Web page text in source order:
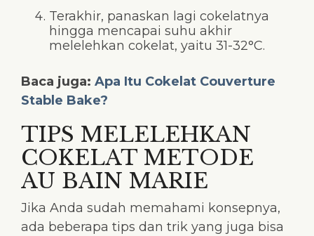
Terakhir, panaskan lagi cokelatnya
hingga mencapai suhu akhir
melelehkan cokelat, yaitu 31-32°C.
Baca juga: Apa Itu Cokelat Couverture
Stable Bake?
TIPS MELELEHKAN
COKELAT METODE
AU BAIN MARIE
Jika Anda sudah memahami konsepnya,
ada beberapa tips dan trik yang juga bisa